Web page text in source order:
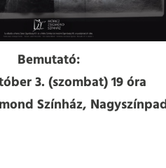
Bemutató:
3. (szombat) 19 óra
Színház,